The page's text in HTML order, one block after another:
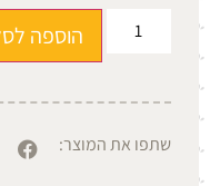
הוספה
שתפו את המוצר: